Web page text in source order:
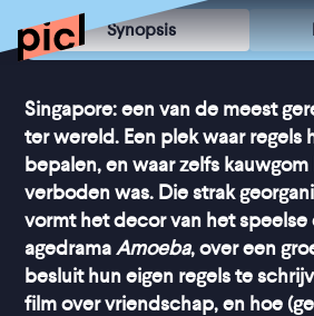
Synopsis
Singapore: een van de meest
ter wereld. Een plek waar regels
bepalen, en waar zelfs kauwgom
verboden was. Die strak
vormt het decor van het
agedramaAmoeba, over een
besluit hun eigen regels te
film over vriendschap, en hoe